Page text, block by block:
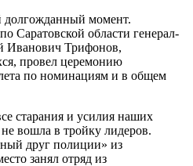
долгожданный момент.
Саратовской области генерал-
Иванович Трифонов,
провел церемонию
по номинациям и в общем
старания и усилия наших
вошла в тройку лидеров.
друг полиции» из
занял отряд из